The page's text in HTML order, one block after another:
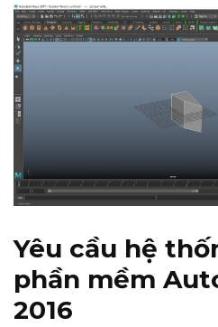
Yêu cầu hệ
phần mềm
2016